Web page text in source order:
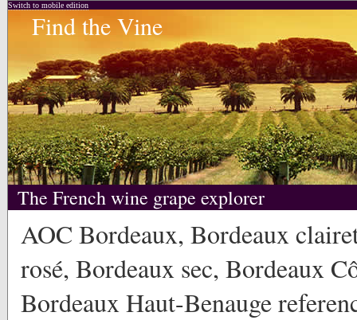
Switch to mobile edition
Find the Vine
The French wine grape explorer
AOC Bordeaux, Bordeaux
rosé, Bordeaux sec, Bordeaux
Bordeaux Haut-Benauge